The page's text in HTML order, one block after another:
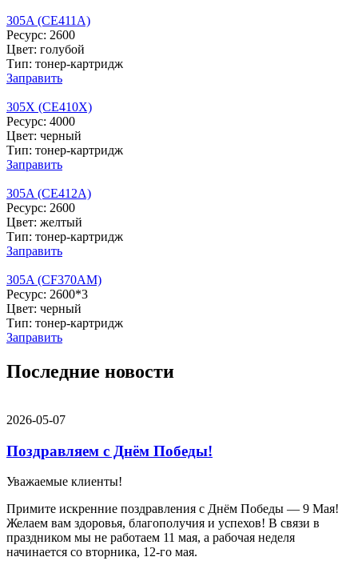
305A (CE411A)
Ресурс: 2600
Цвет: голубой
Тип: тонер-картридж
Заправить
305X (CE410X)
Ресурс: 4000
Цвет: черный
Тип: тонер-картридж
Заправить
305A (CE412A)
Ресурс: 2600
Цвет: желтый
Тип: тонер-картридж
Заправить
305A (CF370AM)
Ресурс: 2600*3
Цвет: черный
Тип: тонер-картридж
Заправить
Последние новости
2026-05-07
Поздравляем с Днём Победы!
Уважаемые клиенты!
Примите искренние поздравления с Днём Победы — 9 Мая!
Желаем вам здоровья, благополучия и успехов! В связи в
праздником мы не работаем 11 мая, а рабочая неделя
начинается со вторника, 12-го мая.